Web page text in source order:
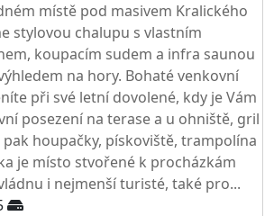
místě pod masivem Kralického
stylovou chalupu s vlastním
koupacím sudem a infra saunou
na hory. Bohaté venkovní
při své letní dovolené, kdy je Vám
posezení na terase a u ohniště, gril
houpačky, pískoviště, trampolína
je místo stvořené k procházkám
i nejmenší turisté, také pro...